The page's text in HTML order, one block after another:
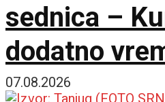
sednica –
dodatno
Ustavnog
07.08.2026